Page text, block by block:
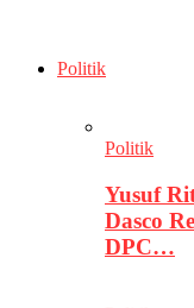
Politik
Politik
Yusuf
Dasco
DPC…